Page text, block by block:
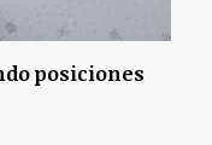
posiciones